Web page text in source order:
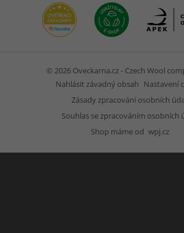
© 2026 Oveckarna.cz - Czech Wool
Nahlásit závadný obsah Nastavení
Zásady zpracování osobních
Souhlas se zpracováním osobních
Shop máme od wpj.cz